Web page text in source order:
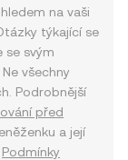
na vaši
týkající se
se svým
všechny
Podrobnější
před
a její
Podmínky